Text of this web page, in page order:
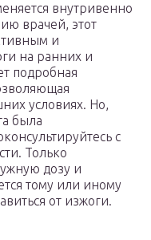
внутривенно
врачей, этот
и
на ранних и
подробная
условиях. Но,
была
с
Только
дозу и
тому или иному
от изжоги.